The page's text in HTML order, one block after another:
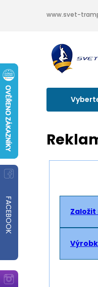
FACEBOOK
www.svet-